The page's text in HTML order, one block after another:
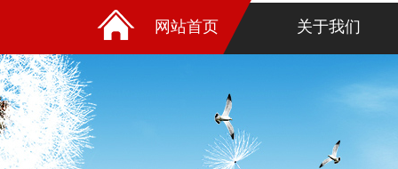
网站首页 关于我们